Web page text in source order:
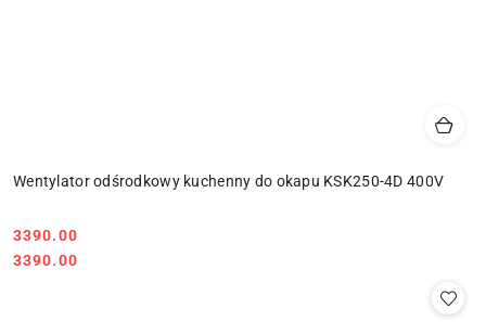
Wentylator odśrodkowy kuchenny do okapu KSK250-4D 400V
Cena:
3390.00
Cena:
3390.00